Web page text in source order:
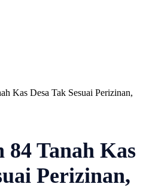
Kas Desa Tak Sesuai Perizinan,
84 Tanah Kas
Perizinan,